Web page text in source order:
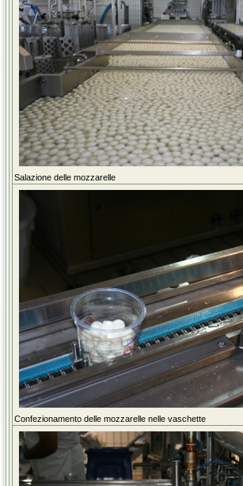
Salazione delle mozzarelle
Confezionamento delle mozzarelle nelle vaschette